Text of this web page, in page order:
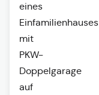
eines
Einfamilienhauses
mit
PKW-
Doppelgarage
auf